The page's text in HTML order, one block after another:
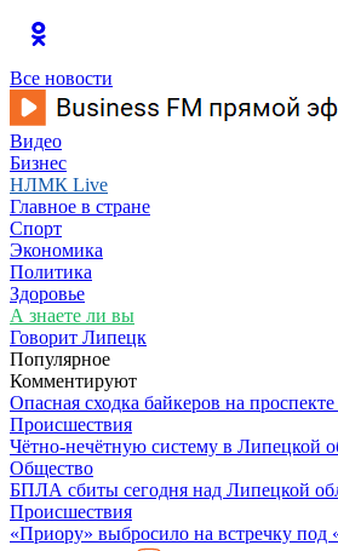
Все новости
Видео
Бизнес
НЛМК Live
Главное в стране
Спорт
Экономика
Политика
Здоровье
А знаете ли вы
Говорит Липецк
Популярное
Комментируют
Опасная сходка байкеров на
Происшествия
Чётно-нечётную систему в Липецкой
Общество
БПЛА сбиты сегодня над Липецкой
Происшествия
«Приору» выбросило на встречку под